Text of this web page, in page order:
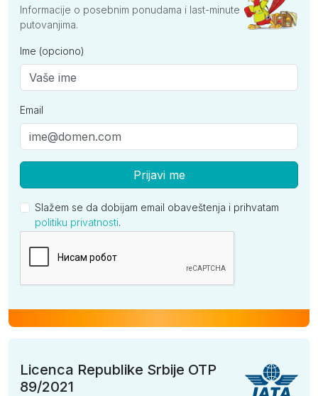
Informacije o posebnim ponudama i last-minute
putovanjima.
Ime (opciono)
Email
Prijavi me
Slažem se da dobijam email obaveštenja i prihvatam
politiku privatnosti.
Licenca Republike Srbije OTP
89/2021